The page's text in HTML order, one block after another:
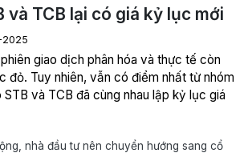
và TCB lại có giá kỷ lục mới
2025
giao dịch phân hóa và thực tế còn
đỏ. Tuy nhiên, vẫn có điểm nhất từ nhóm
và TCB đã cùng nhau lập kỷ lục giá
nhà đầu tư nên chuyển hướng sang cổ